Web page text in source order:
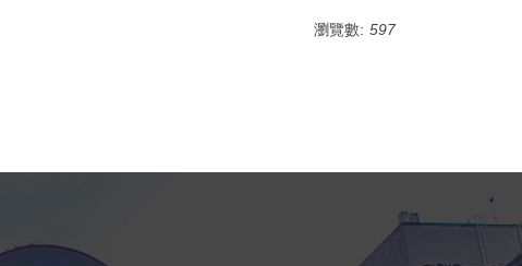
瀏覽數: 597